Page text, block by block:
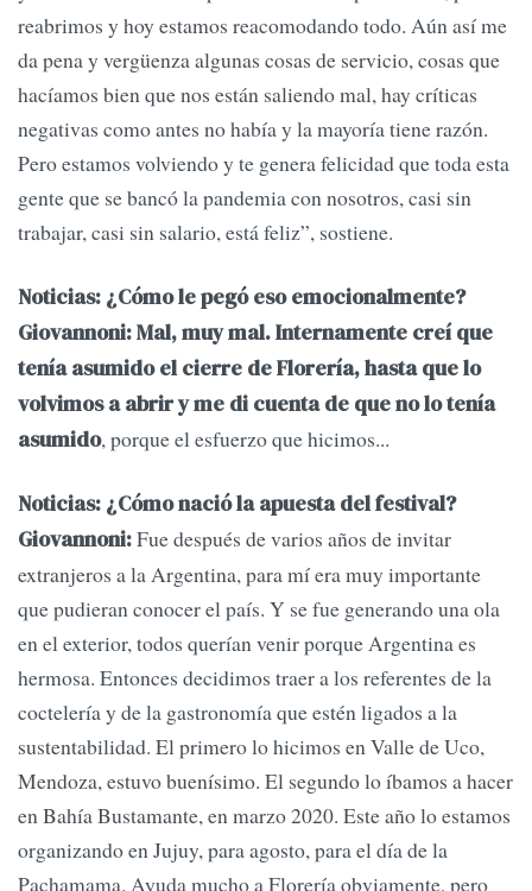
reabrimos y hoy estamos reacomodando todo. Aún así me
da pena y vergüenza algunas cosas de servicio, cosas que
hacíamos bien que nos están saliendo mal, hay críticas
negativas como antes no había y la mayoría tiene razón.
Pero estamos volviendo y te genera felicidad que toda esta
gente que se bancó la pandemia con nosotros, casi sin
trabajar, casi sin salario, está feliz”, sostiene.
Noticias: ¿Cómo le pegó eso emocionalmente?
Giovannoni: Mal, muy mal. Internamente creí que
tenía asumido el cierre de Florería, hasta que lo
volvimos a abrir y me di cuenta de que no lo tenía
asumido, porque el esfuerzo que hicimos...
Noticias: ¿Cómo nació la apuesta del festival?
Giovannoni:Fue después de varios años de invitar
extranjeros a la Argentina, para mí era muy importante
que pudieran conocer el país. Y se fue generando una ola
en el exterior, todos querían venir porque Argentina es
hermosa. Entonces decidimos traer a los referentes de la
coctelería y de la gastronomía que estén ligados a la
sustentabilidad. El primero lo hicimos en Valle de Uco,
Mendoza, estuvo buenísimo. El segundo lo íbamos a hacer
en Bahía Bustamante, en marzo 2020. Este año lo estamos
organizando en Jujuy, para agosto, para el día de la
Pachamama. Ayuda mucho a Florería obviamente, pero